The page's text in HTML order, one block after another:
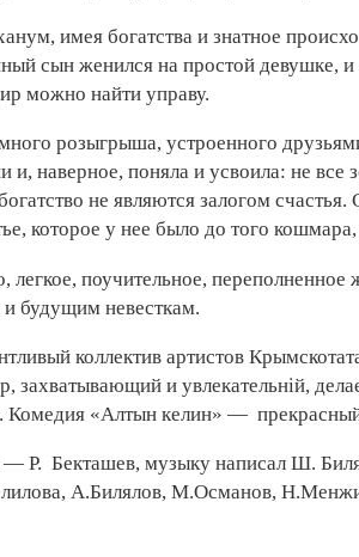
имея богатства и знатное
сын женился на простой девушке, и
можно найти управу.
розыгрыша, устроенного
и, наверное, поняла и усвоила: не все
не являются залогом
которое у нее было до того
легкое, поучительное,
будущим невесткам.
коллектив артистов
захватывающий и увлекательній,
Комедия «Алтын келин» —
— Р. Бекташев, музыку написал Ш.
А.Билялов, М.Османов,